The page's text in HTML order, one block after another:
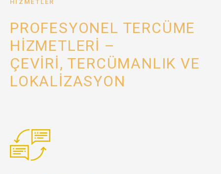
HIZMETLER
PROFESYONEL TERCÜME
HIZMETLERI –
ÇEVIRI, TERCÜMANLIK VE
LOKALIZASYON